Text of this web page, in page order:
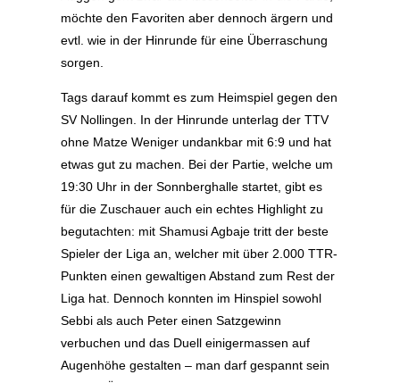
möchte den Favoriten aber dennoch ärgern und
evtl. wie in der Hinrunde für eine Überraschung
sorgen.
Tags darauf kommt es zum Heimspiel gegen den
SV Nollingen. In der Hinrunde unterlag der TTV
ohne Matze Weniger undankbar mit 6:9 und hat
etwas gut zu machen. Bei der Partie, welche um
19:30 Uhr in der Sonnberghalle startet, gibt es
für die Zuschauer auch ein echtes Highlight zu
begutachten: mit Shamusi Agbaje tritt der beste
Spieler der Liga an, welcher mit über 2.000 TTR-
Punkten einen gewaltigen Abstand zum Rest der
Liga hat. Dennoch konnten im Hinspiel sowohl
Sebbi als auch Peter einen Satzgewinn
verbuchen und das Duell einigermassen auf
Augenhöhe gestalten – man darf gespannt sein